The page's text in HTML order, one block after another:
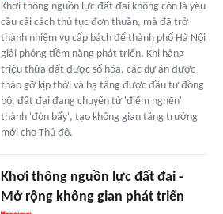
Khơi thông nguồn lực đất đai không còn là yêu
cầu cải cách thủ tục đơn thuần, mà đã trở
thành nhiệm vụ cấp bách để thành phố Hà Nội
giải phóng tiềm năng phát triển. Khi hàng
triệu thửa đất được số hóa, các dự án được
tháo gỡ kịp thời và hạ tầng được đầu tư đồng
bộ, đất đai đang chuyển từ 'điểm nghẽn'
thành 'đòn bẩy', tạo không gian tăng trưởng
mới cho Thủ đô.
Khơi thông nguồn lực đất đai -
Mở rộng không gian phát triển